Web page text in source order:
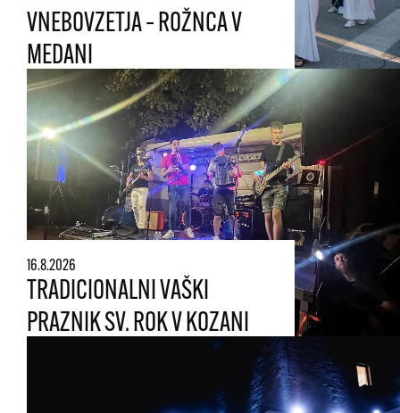
VNEBOVZETJA – ROŽNCA V
MEDANI
16.8.2026
TRADICIONALNI VAŠKI
PRAZNIK SV. ROK V KOZANI